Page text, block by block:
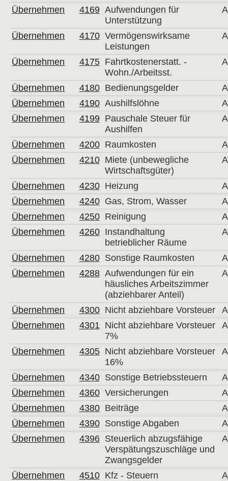
Übernehmen 4169 Aufwendungen für
Unterstützung
Übernehmen 4170 Vermögenswirksame
Leistungen
Übernehmen 4175 Fahrtkostenerstatt. -
Wohn./Arbeitsst.
Übernehmen 4180 Bedienungsgelder
Übernehmen
4190 Aushilfslöhne
Übernehmen
4199 Pauschale Steuer für
Aushilfen
Übernehmen 4200 Raumkosten
Übernehmen
4210 Miete (unbewegliche
Wirtschaftsgüter)
Übernehmen 4230 Heizung
Übernehmen
4240 Gas, Strom, Wasser
Übernehmen
4250 Reinigung
Übernehmen
4260 Instandhaltung
betrieblicher Räume
Übernehmen 4280 Sonstige Raumkosten
Übernehmen
4288 Aufwendungen für ein
häusliches Arbeitszimmer
(abziehbarer Anteil)
Übernehmen 4300 Nicht abziehbare Vorsteuer
Übernehmen
4301 Nicht abziehbare Vorsteuer
7%
Übernehmen 4305 Nicht abziehbare Vorsteuer
16%
Übernehmen 4340 Sonstige Betriebssteuern
Übernehmen
4360 Versicherungen
Übernehmen
4380 Beiträge
Übernehmen
4390 Sonstige Abgaben
Übernehmen
4396 Steuerlich abzugsfähige
Verspätungszuschläge und
Zwangsgelder
Übernehmen 4510 Kfz - Steuern